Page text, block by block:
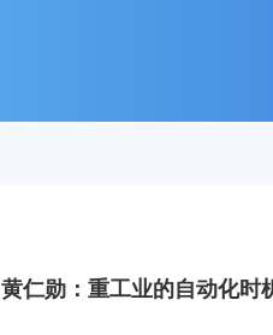
黄仁勋：重工业的自动化时